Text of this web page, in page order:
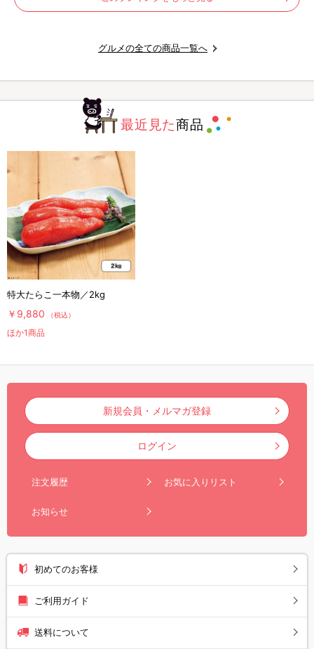
グルメの全ての商品一覧へ
最近見た商品
特大たらこ一本物／2kg
￥9,880 （税込）
ほか1商品
新規会員・メルマガ登録
ログイン
注文履歴 お気に入りリスト
お知らせ
初めてのお客様
ご利用ガイド
送料について